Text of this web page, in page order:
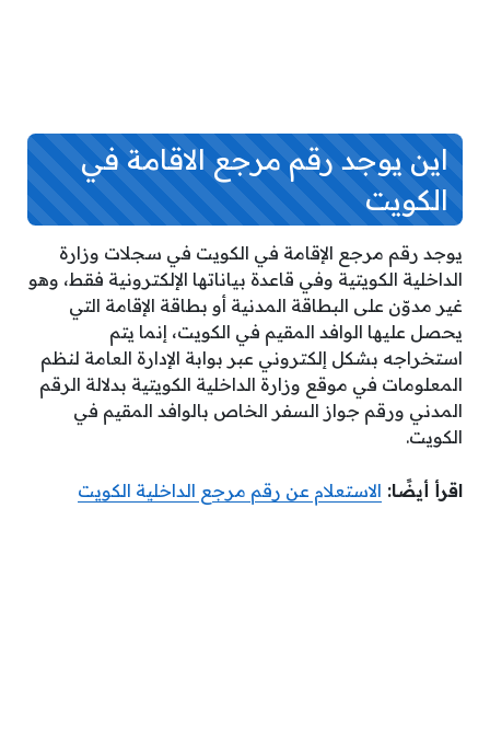
اين يوجد رقم مرجع الاقامة في
الكويت
يوجد رقم مرجع الإقامة في الكويت في سجلات وزارة
الداخلية الكويتية وفي قاعدة بياناتها الإلكترونية فقط، وهو
غير مدوّن على البطاقة المدنية أو بطاقة الإقامة التي
يحصل عليها الوافد المقيم في الكويت، إنما يتم
استخراجه بشكل إلكتروني عبر بوابة الإدارة العامة لنظم
المعلومات في موقع وزارة الداخلية الكويتية بدلالة الرقم
المدني ورقم جواز السفر الخاص بالوافد المقيم في
الكويت.
اقرأ أيضًا: الاستعلام عن رقم مرجع الداخلية الكويت